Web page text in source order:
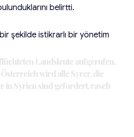
belirtti.
şekilde istikrarlı bir yönetim
Landsleute aufgerufen,
wird alle Syrer, die
in Syrien sind gefordert, rasch